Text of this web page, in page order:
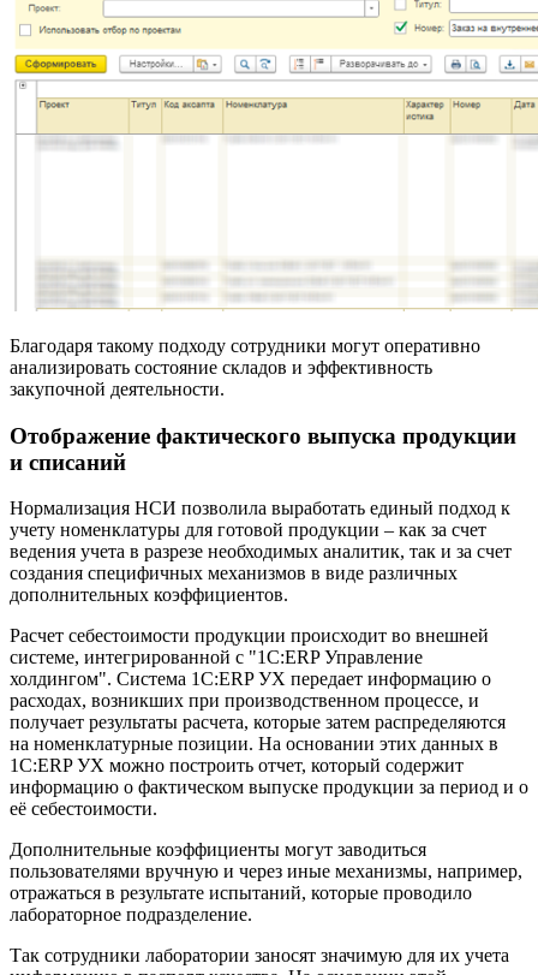
Благодаря такому подходу сотрудники могут оперативно
анализировать состояние складов и эффективность
закупочной деятельности.
Отображение фактического выпуска продукции
и списаний
Нормализация НСИ позволила выработать единый подход к
учету номенклатуры для готовой продукции – как за счет
ведения учета в разрезе необходимых аналитик, так и за счет
создания специфичных механизмов в виде различных
дополнительных коэффициентов.
Расчет себестоимости продукции происходит во внешней
системе, интегрированной с "1С:ERP Управление
холдингом". Система 1С:ERP УХ передает информацию о
расходах, возникших при производственном процессе, и
получает результаты расчета, которые затем распределяются
на номенклатурные позиции. На основании этих данных в
1С:ERP УХ можно построить отчет, который содержит
информацию о фактическом выпуске продукции за период и о
её себестоимости.
Дополнительные коэффициенты могут заводиться
пользователями вручную и через иные механизмы, например,
отражаться в результате испытаний, которые проводило
лабораторное подразделение.
Так сотрудники лаборатории заносят значимую для их учета